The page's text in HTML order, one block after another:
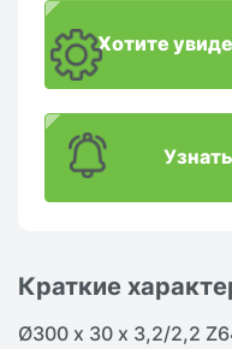
Краткие
Ø300 х 30 х 3,2/2,2
Хотите